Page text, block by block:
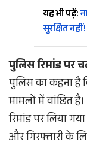
यह भी पढ़ें:
सुरक्षित
पुलिस रिमांड पर
पुलिस का कहना है
मामलों में वांछित
रिमांड पर लिया
और गिरफ्तारी के